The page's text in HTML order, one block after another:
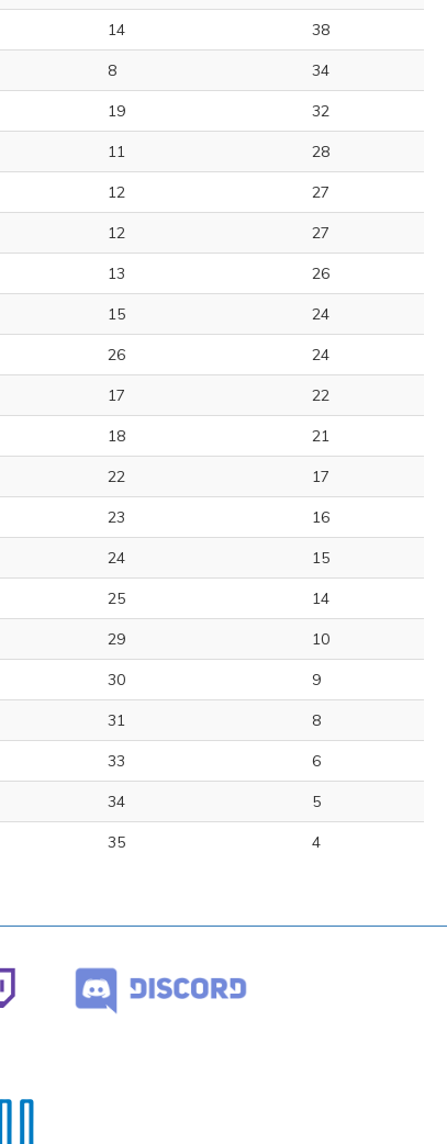
14 38
8 34
19 32
11 28
12 27
12 27
13 26
15 24
26 24
17 22
18 21
22 17
23 16
24 15
25 14
29 10
30 9
31 8
33 6
34 5
35 4